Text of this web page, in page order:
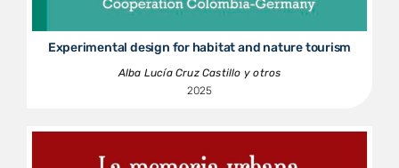
Experimental design for habitat and nature tourism
Alba Lucía Cruz Castillo y otros
2025